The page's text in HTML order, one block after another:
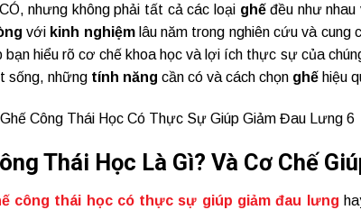
nhưng không phải tất cả các loại ghếđều như nhau
với kinh nghiệmlâu năm trong nghiên cứu và cung
bạn hiểu rõ cơ chế khoa học và lợi ích thực sự của
sống, những tính năng cần có và cách chọn ghế hiệu
Thái Học Là Gì? Và Cơ Chế
công thái học có thực sự giúp giảm đau lưng